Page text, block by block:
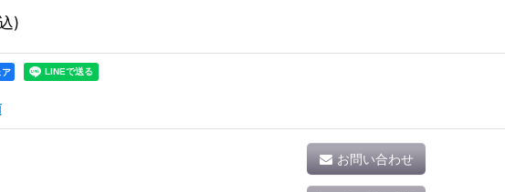
)
お問い合わせ